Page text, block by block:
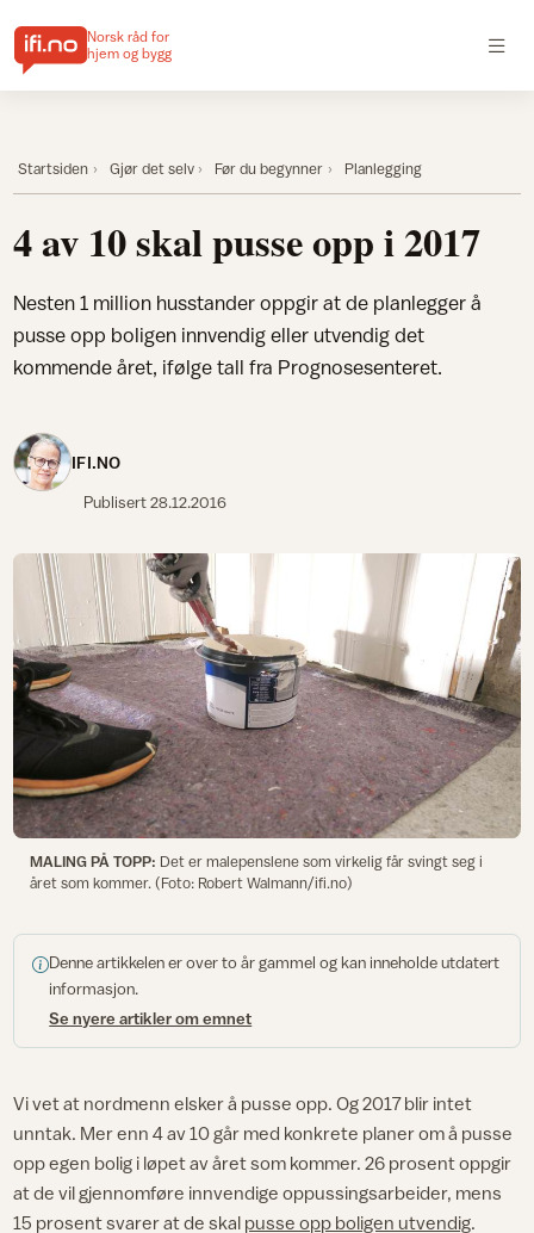
Norsk råd for
hjem og bygg
Startsiden Gjør det selv Før du begynner Planlegging
4 av 10 skal pusse opp i 2017
Nesten 1 million husstander oppgir at de planlegger å
pusse opp boligen innvendig eller utvendig det
kommende året, ifølge tall fra Prognosesenteret.
IFI.NO
Publisert28.12.2016
MALING PÅ TOPP: Det er malepenslene som virkelig får svingt seg i
året som kommer. (Foto: Robert Walmann/ifi.no)
Denne artikkelen er over to år gammel og kan inneholde utdatert
informasjon.
Se nyere artikler om emnet
Vi vet at nordmenn elsker å pusse opp. Og 2017 blir intet
unntak. Mer enn 4 av 10 går med konkrete planer om å pusse
opp egen bolig i løpet av året som kommer. 26 prosent oppgir
at de vil gjennomføre innvendige oppussingsarbeider, mens
15 prosent svarer at de skal pusse opp boligen utvendig.